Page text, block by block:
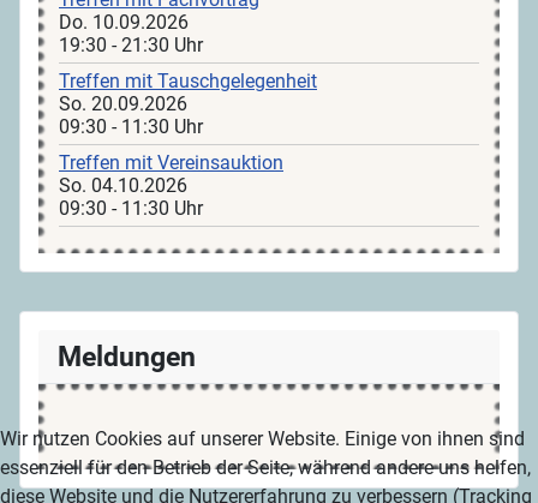
Do. 10.09.2026
19:30 - 21:30 Uhr
Treffen mit Tauschgelegenheit
So. 20.09.2026
09:30 - 11:30 Uhr
Treffen mit Vereinsauktion
So. 04.10.2026
09:30 - 11:30 Uhr
Meldungen
Wir nutzen Cookies auf unserer Website. Einige von ihnen sind
essenziell für den Betrieb der Seite, während andere uns helfen,
diese Website und die Nutzererfahrung zu verbessern (Tracking